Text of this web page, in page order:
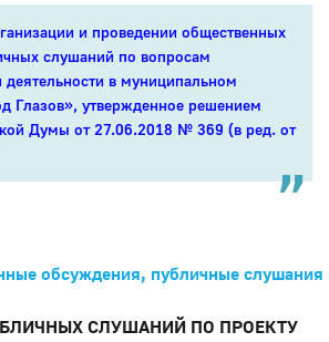
и проведении общественных
слушаний по вопросам
деятельности в муниципальном
Глазов», утвержденное решением
Думы от 27.06.2018 № 369 (в ред. от
обсуждения, публичные слушания
СЛУШАНИЙ ПО ПРОЕКТУ